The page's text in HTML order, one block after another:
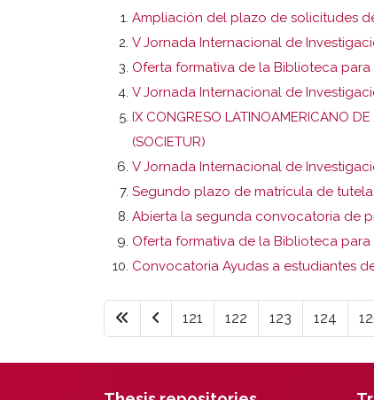
Ampliación del plazo de solicitudes
V Jornada Internacional de
Oferta formativa de la Biblioteca
V Jornada Internacional de
IX CONGRESO LATINOAMERICANO
(SOCIETUR)
V Jornada Internacional de
Segundo plazo de matrícula de
Abierta la segunda convocatoria de
Oferta formativa de la Biblioteca
Convocatoria Ayudas a estudiantes
121 122 123 124